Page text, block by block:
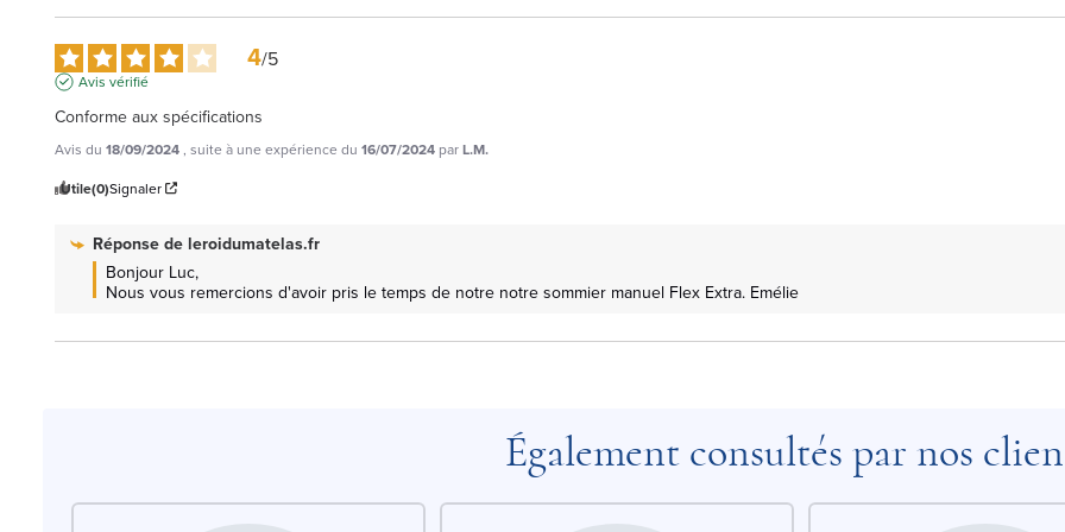
4/5
Avis vérifié
Conforme aux spécifications
Avis du 18/09/2024, suite à une expérience du 16/07/2024 parL.M.
Utile(0)Signaler
Réponse deleroidumatelas.fr
Bonjour Luc,
Nous vous remercions d'avoir pris le temps de notre notre sommier manuel Flex Extra. Emélie
Également consultés par nos